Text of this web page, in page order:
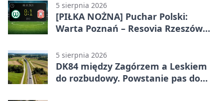
5 sierpnia 2026
[PIŁKA NOŻNA] Puchar Polski:
Warta Poznań – Resovia Rzeszów
pierwszoligowca
5 sierpnia 2026
DK84 między Zagórzem a Leskiem
do rozbudowy. Powstanie pas do